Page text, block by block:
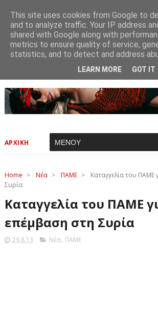
ΑΡΧΙΚΗ
Home > Νέα > ΠΑΜΕ >
Καταγγελία του ΠΑΜΕ
Συρία
Καταγγελία του ΠΑΜΕ
επέμβαση στη Συρία
29.8.13 Νέα, ΠΑΜΕ
This site uses cookies from Google to
and to analyze traffic. Your IP address
shared with Google along with
metrics to ensure quality of service,
statistics, and to detect and address
LEARN MORE GOT IT